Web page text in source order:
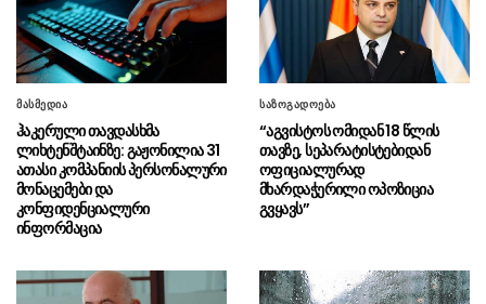
08.08 - 18:59აშშ-ის სენატმა ტოდ ბლანში
გენერალური პროკურორის თანამდებობაზე
დაამტკიცა
08.08 - 18:38
“მე და გია ბარამიძე ერთად
ვართ ნამყოფი სოხუმში და გუდაუთაში, სადაც
კინაღამ ტყვედ აგვიყვანეს”
08.08 - 18:15“ამ ამორალური ადამიანების
დღის წესრიგით წლებია ოპოზიციის პოლიტიკა
08.08 - 17:52“ეს ადამიანები არანაირი
მასმედია
ჰაკერული თავდასხმა
ლიხტენშტაინზე: გაჟონილია 31
ათასი კომპანიის პერსონალური
მონაცემები და
კონფიდენციალური
ინფორმაცია
საზოგადოება
“აგვისტოს ომიდან 18 წლის
თავზე, სეპარატისტებიდან
ოფიციალურად
მხარდაჭერილი ოპოზიცია
გვყავს”